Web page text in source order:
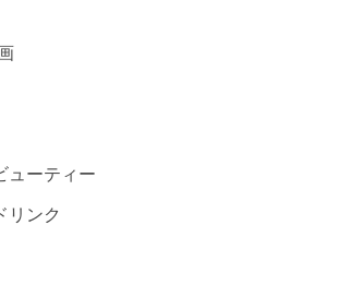
ューティー
リンク